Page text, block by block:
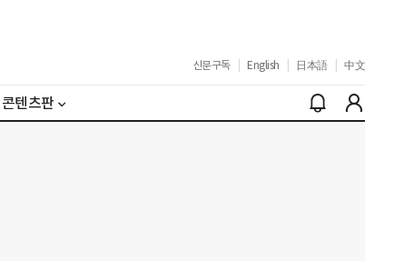
신문구독 English 日本語 中文
콘텐츠판